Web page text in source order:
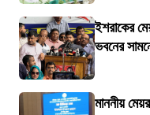
ইশরাকের
ভবনের
মাননীয়